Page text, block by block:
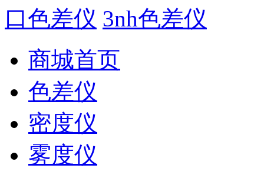
口色差仪 3nh色差仪
商城首页
色差仪
密度仪
雾度仪